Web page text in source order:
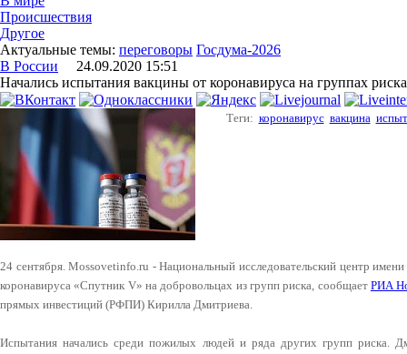
Происшествия
Другое
Актуальные темы: переговоры Госдума-2026
В России 24.09.2020 15:51
Начались испытания вакцины от коронавируса на группах риска
Теги: коронавирус вакцина
24 сентября. Mossovetinfo.ru - Национальный исследовательский центр
коронавируса «Спутник V» на добровольцах из групп риска, сообщает РИА
прямых инвестиций (РФПИ) Кирилла Дмитриева.
Испытания начались среди пожилых людей и ряда других групп риска.